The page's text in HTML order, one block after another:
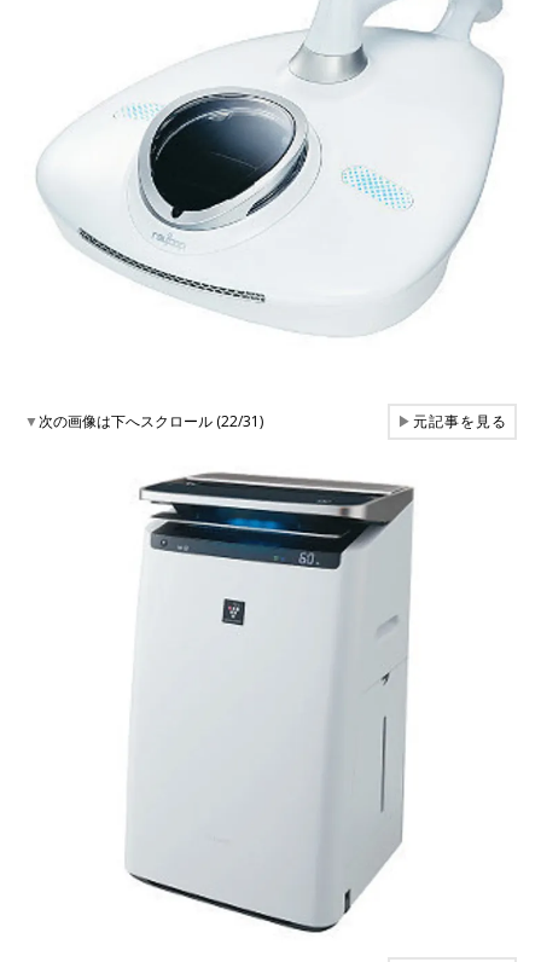
▼次の画像は下へスクロール (22/31) ▶元記事を見る